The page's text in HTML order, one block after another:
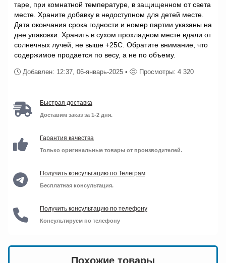
таре, при комнатной температуре, в защищенном от света
месте. Храните добавку в недоступном для детей месте.
Дата окончания срока годности и номер партии указаны на
дне упаковки. Хранить в сухом прохладном месте вдали от
солнечных лучей, не выше +25С. Обратите внимание, что
содержимое продается по весу, а не по объему.
Добавлен: 12:37, 06-январь-2025 • Просмотры: 4 320
Быстрая доставка
Доставим заказ за 1-2 дня.
Гарантия качества
Только оригинальные товары от производителей.
Получить консультацию по Телеграм
Бесплатная консультация.
Получить консультацию по телефону
Консультируем по телефону
Похожие товары